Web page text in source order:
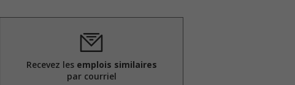
Recevez les emplois similaires
par courriel